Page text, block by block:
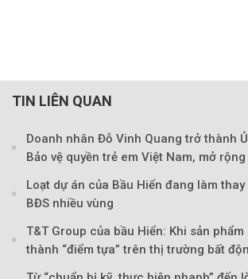
TIN LIÊN QUAN
Doanh nhân Đỗ Vinh Quang trở thành
Bảo vệ quyền trẻ em Việt Nam, mở
Loạt dự án của Bầu Hiển đang làm thay
BĐS nhiều vùng
T&T Group của bầu Hiển: Khi sản
thành “điểm tựa” trên thị trường bất